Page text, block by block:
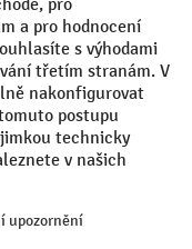
delivery charges,